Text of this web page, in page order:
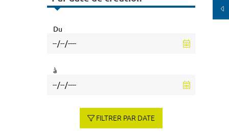
Du
à
FILTRER PAR DATE